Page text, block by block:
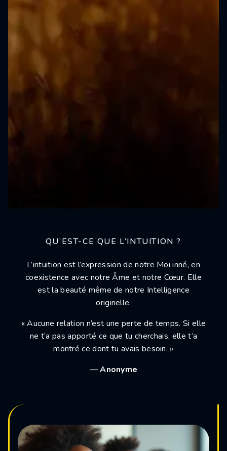
QU’EST-CE QUE L’INTUITION ?
L’intuition est l’expression de notre Moi inné, en
coexistence avec notre Âme et notre Cœur. Elle
est la beauté même de notre Intelligence
originelle.
« Aucune relation n’est une perte de temps. Si elle
ne t’a pas apporté ce que tu cherchais, elle t’a
montré ce dont tu avais besoin. »
—Anonyme